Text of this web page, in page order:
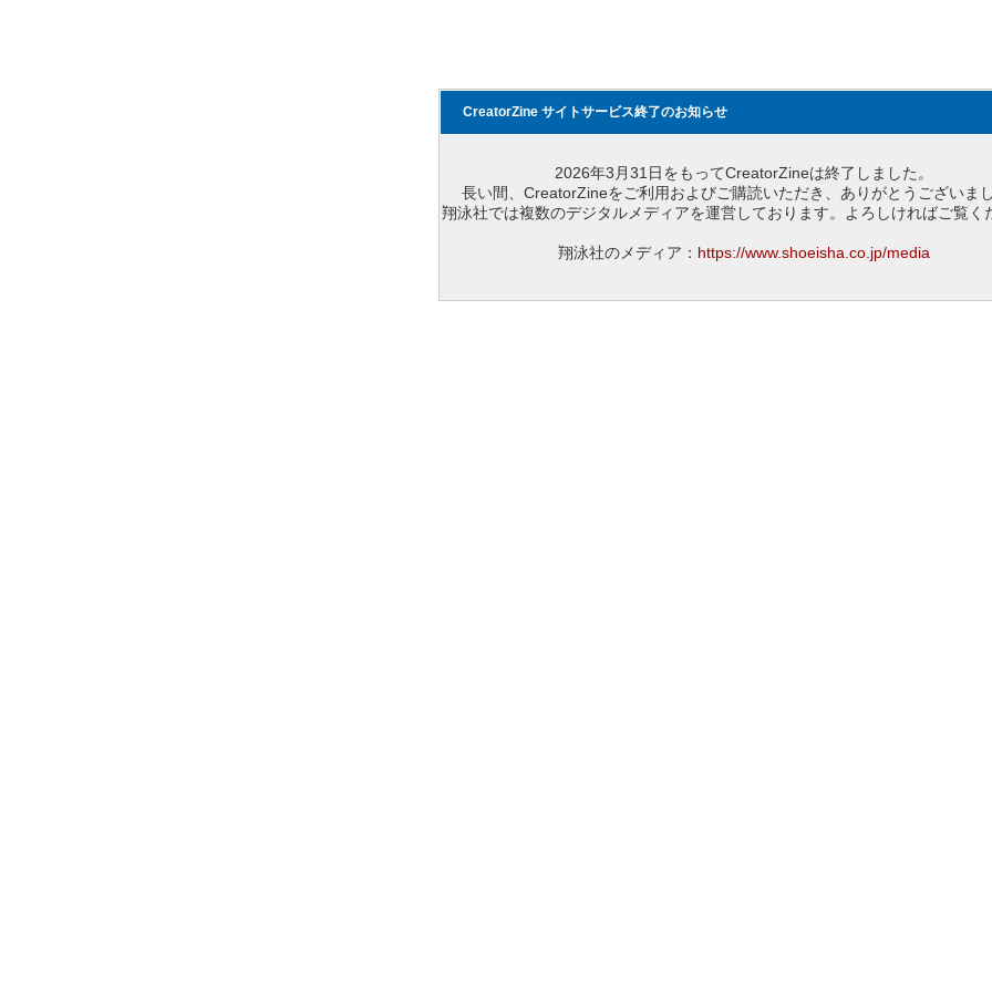
CreatorZine サイトサービス終了のお知らせ
2026年3月31日をもってCreatorZineは終了しました。
長い間、CreatorZineをご利用およびご購読いただき、ありがとうございまし
翔泳社では複数のデジタルメディアを運営しております。よろしければご覧く
翔泳社のメディア： https://www.shoeisha.co.jp/media